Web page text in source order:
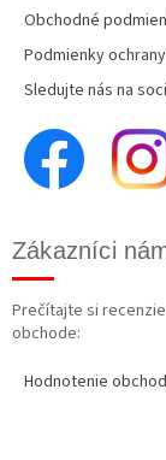
Obchodné
Podmienky
Sledujte nás na
Zákazníci
Prečítajte si
obchode:
Hodnotenie